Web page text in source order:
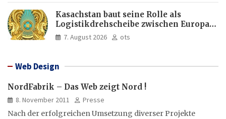
Kasachstan baut seine Rolle als
Logistikdrehscheibe zwischen Europa
und Asien aus
7. August 2026 ots
Web Design
NordFabrik – Das Web zeigt Nord !
8. November 2011
Presse
Nach der erfolgreichen Umsetzung diverser Projekte